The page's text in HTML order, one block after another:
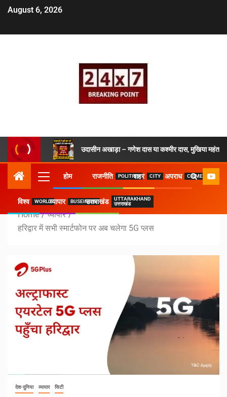
August 6, 2026
उदासीन अखाड़ा – गणेश दास या कश्मीर दास, मुखिया महंत ने
होम राजनीति POLITICSशहर CITY अपराध CRIME
विश्व WORLDव्यापार BUSEINESSउत्तराखंड
UTTARAKHAND
उत्तराखंड
Home
व्यापार
हरिद्वार में सभी स्मार्टफोन पर अब चलेगा 5G प्लस
देश-दुनिया व्यापार सिटी